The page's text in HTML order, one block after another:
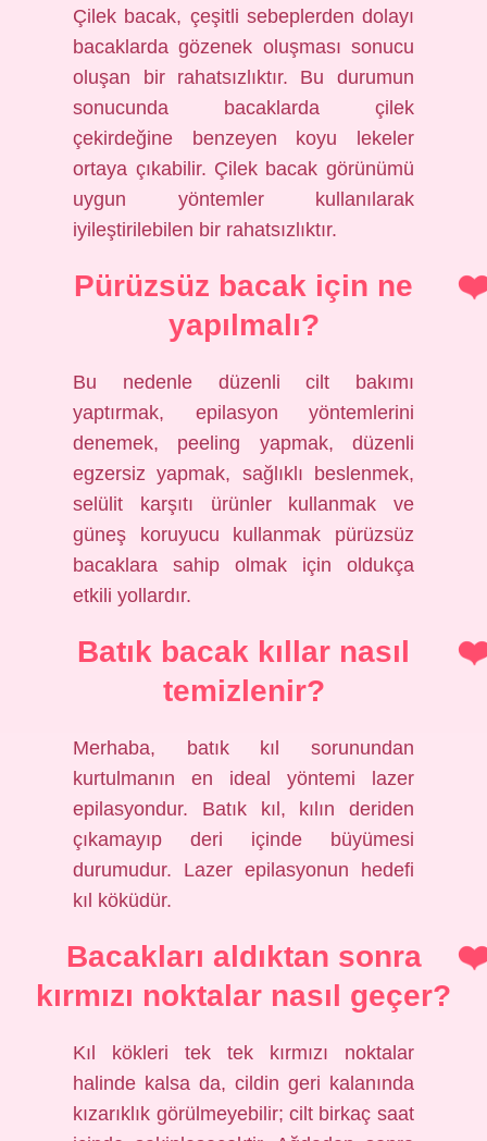
Çilek bacak, çeşitli sebeplerden dolayı
bacaklarda gözenek oluşması sonucu
oluşan bir rahatsızlıktır. Bu durumun
sonucunda bacaklarda çilek
çekirdeğine benzeyen koyu lekeler
ortaya çıkabilir. Çilek bacak görünümü
uygun yöntemler kullanılarak
iyileştirilebilen bir rahatsızlıktır.
Pürüzsüz bacak için ne
yapılmalı?
Bu nedenle düzenli cilt bakımı
yaptırmak, epilasyon yöntemlerini
denemek, peeling yapmak, düzenli
egzersiz yapmak, sağlıklı beslenmek,
selülit karşıtı ürünler kullanmak ve
güneş koruyucu kullanmak pürüzsüz
bacaklara sahip olmak için oldukça
etkili yollardır.
Batık bacak kıllar nasıl
temizlenir?
Merhaba, batık kıl sorunundan
kurtulmanın en ideal yöntemi lazer
epilasyondur. Batık kıl, kılın deriden
çıkamayıp deri içinde büyümesi
durumudur. Lazer epilasyonun hedefi
kıl köküdür.
Bacakları aldıktan sonra
kırmızı noktalar nasıl geçer?
Kıl kökleri tek tek kırmızı noktalar
halinde kalsa da, cildin geri kalanında
kızarıklık görülmeyebilir; cilt birkaç saat